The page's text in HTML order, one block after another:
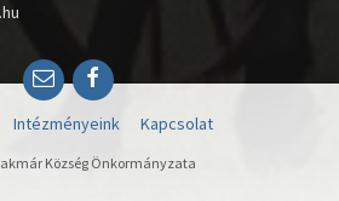
EmailFacebook
Intézményeink Kapcsolat
Község Önkormányzata